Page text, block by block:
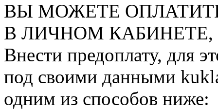
ВЫ МОЖЕТЕ
В ЛИЧНОМ КАБИНЕТЕ,
Внести предоплату, для
под своими данными
одним из способов ниже: